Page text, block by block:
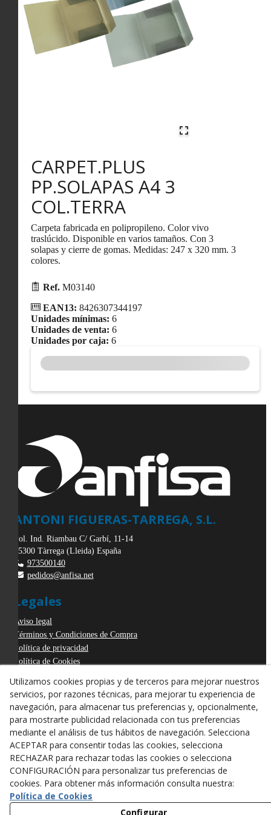
CARPET.PLUS
PP.SOLAPAS A4 3
COL.TERRA
Carpeta fabricada en polipropileno. Color vivo
traslúcido. Disponible en varios tamaños. Con 3
solapas y cierre de gomas. Medidas: 247 x 320 mm. 3
colores.
Ref. M03140
EAN13: 8426307344197
Unidades mínimas: 6
Unidades de venta: 6
Unidades por caja: 6
ANTONI FIGUERAS-TARREGA, S.L.
Pol. Ind. Riambau C/ Garbí, 11-14
25300 Tàrrega (Lleida) España
973500140
pedidos@anfisa.net
Legales
Aviso legal
Términos y Condiciones de Compra
Política de privacidad
Política de Cookies
Derecho de desistimiento
Utilizamos cookies propias y de terceros para mejorar nuestros
servicios, por razones técnicas, para mejorar tu experiencia de
navegación, para almacenar tus preferencias y, opcionalmente,
para mostrarte publicidad relacionada con tus preferencias
mediante el análisis de tus hábitos de navegación. Selecciona
ACEPTAR para consentir todas las cookies, selecciona
RECHAZAR para rechazar todas las cookies o selecciona
CONFIGURACIÓN para personalizar tus preferencias de
cookies. Para obtener más información consulta nuestra:
Política de Cookies
Configurar